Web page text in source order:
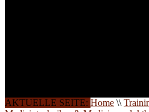
AKTUELLE SEITE: Home \\